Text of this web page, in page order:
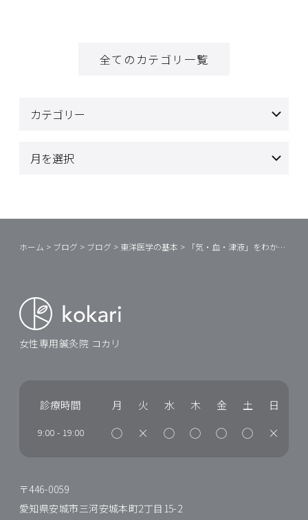
全てのカテゴリ一覧
ホーム > ブログ > ブログ > 東洋医学の基本 > 「気・血・津液」をわかりやすく・・日々の生活に役立つように②
女性専用鍼灸院 コカリ
診療時間 月 火 水 木 金 土 日
9:00 - 19:00 ◯ × ◯ ◯ ◯ ◯ ×
〒446-0059
愛知県安城市三河安城本町2丁目15-2